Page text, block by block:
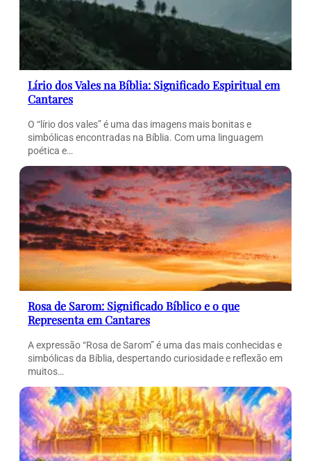
Lírio dos Vales na Bíblia: Significado Espiritual em
Cantares
O “lírio dos vales” é uma das imagens mais bonitas e
simbólicas encontradas na Bíblia. Com uma linguagem
poética e…
Rosa de Sarom: Significado Bíblico e o que
Representa em Cantares
A expressão “Rosa de Sarom” é uma das mais conhecidas e
simbólicas da Bíblia, despertando curiosidade e reflexão em
muitos…